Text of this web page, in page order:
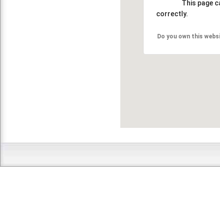
This page
correctly.
Do you own this